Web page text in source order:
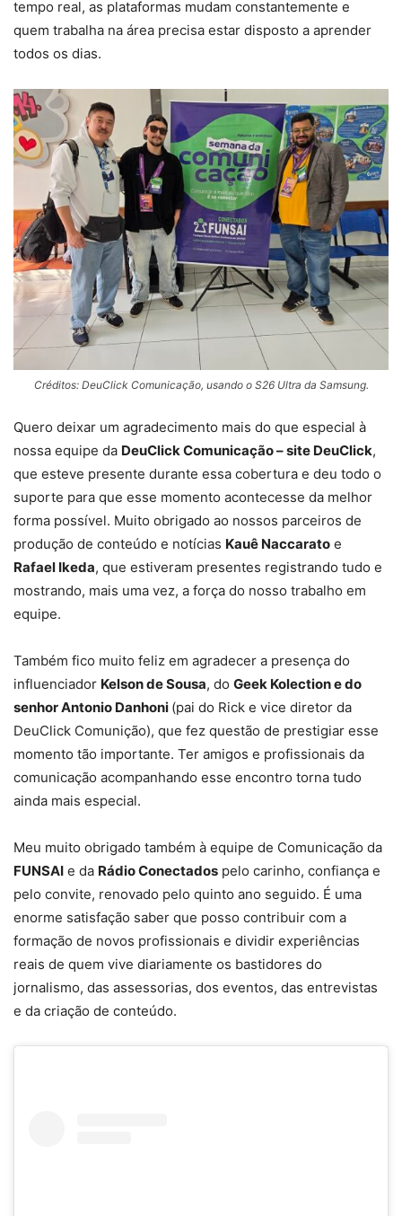
tempo real, as plataformas mudam constantemente e
quem trabalha na área precisa estar disposto a aprender
todos os dias.
Créditos: DeuClick Comunicação, usando o S26 Ultra da Samsung.
Quero deixar um agradecimento mais do que especial à
nossa equipe da DeuClick Comunicação – site DeuClick,
que esteve presente durante essa cobertura e deu todo o
suporte para que esse momento acontecesse da melhor
forma possível. Muito obrigado ao nossos parceiros de
produção de conteúdo e notícias Kauê Naccarato e
Rafael Ikeda, que estiveram presentes registrando tudo e
mostrando, mais uma vez, a força do nosso trabalho em
equipe.
Também fico muito feliz em agradecer a presença do
influenciador Kelson de Sousa, do Geek Kolection e do
senhor Antonio Danhoni (pai do Rick e vice diretor da
DeuClick Comunição), que fez questão de prestigiar esse
momento tão importante. Ter amigos e profissionais da
comunicação acompanhando esse encontro torna tudo
ainda mais especial.
Meu muito obrigado também à equipe de Comunicação da
FUNSAI e da Rádio Conectados pelo carinho, confiança e
pelo convite, renovado pelo quinto ano seguido. É uma
enorme satisfação saber que posso contribuir com a
formação de novos profissionais e dividir experiências
reais de quem vive diariamente os bastidores do
jornalismo, das assessorias, dos eventos, das entrevistas
e da criação de conteúdo.